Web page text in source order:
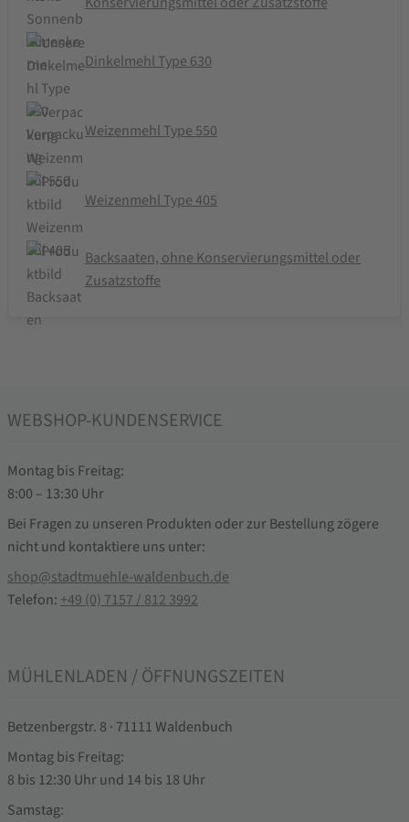
Dinkelmehl Type 630
Weizenmehl Type 550
Weizenmehl Type 405
Backsaaten, ohne Konservierungsmittel oder
Zusatzstoffe
WEBSHOP-KUNDENSERVICE
Montag bis Freitag:
8:00 – 13:30 Uhr
Bei Fragen zu unseren Produkten oder zur Bestellung zögere
nicht und kontaktiere uns unter:
shop@stadtmuehle-waldenbuch.de
Telefon: +49 (0) 7157 / 812 3992
MÜHLENLADEN / ÖFFNUNGSZEITEN
Betzenbergstr. 8 · 71111 Waldenbuch
Montag bis Freitag:
8 bis 12:30 Uhr und 14 bis 18 Uhr
Samstag: